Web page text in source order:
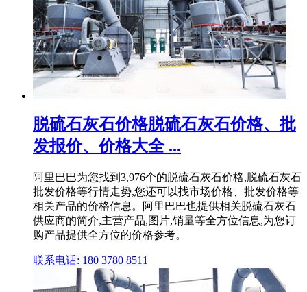
脱硫石灰石价格脱硫石灰石价格、批
发报价、价格大全 ...
阿里巴巴为您找到3,976个的脱硫石灰石价格,脱硫石灰石
批发价格等行情走势,您还可以找市场价格、批发价格等
相关产品的价格信息。阿里巴巴也提供相关脱硫石灰石
供应商的简介,主营产品,图片,销量等全方位信息,为您订
购产品提供全方位的价格参考。
联系电话: 180 3780 8511